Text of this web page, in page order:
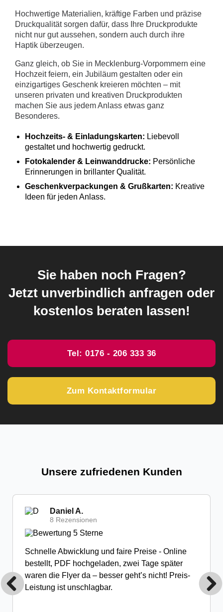
Hochwertige Materialien, kräftige Farben und präzise
Druckqualität sorgen dafür, dass Ihre Druckprodukte
nicht nur gut aussehen, sondern auch durch ihre
Haptik überzeugen.
Ganz gleich, ob Sie in Mecklenburg-Vorpommern eine
Hochzeit feiern, ein Jubiläum gestalten oder ein
einzigartiges Geschenk kreieren möchten – mit
unseren privaten und kreativen Druckprodukten
machen Sie aus jedem Anlass etwas ganz
Besonderes.
Hochzeits- & Einladungskarten: Liebevoll
gestaltet und hochwertig gedruckt.
Fotokalender & Leinwanddrucke: Persönliche
Erinnerungen in brillanter Qualität.
Geschenkverpackungen & Grußkarten: Kreative
Ideen für jeden Anlass.
Sie haben noch Fragen?
Jetzt unverbindlich anfragen oder
kostenlos beraten lassen!
Tel: 0176 - 206 333 36
Zum Kontaktformular
Unsere zufriedenen Kunden
Daniel A.
8 Rezensionen
Schnelle Abwicklung und faire Preise - Online
bestellt, PDF hochgeladen, zwei Tage später
waren die Flyer da – besser geht’s nicht! Preis-
Leistung ist unschlagbar.